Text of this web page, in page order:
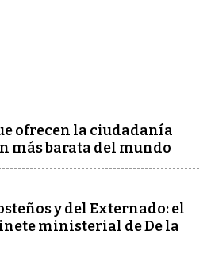
ofrecen la ciudadanía
más barata del mundo
y del Externado: el
ministerial de De la